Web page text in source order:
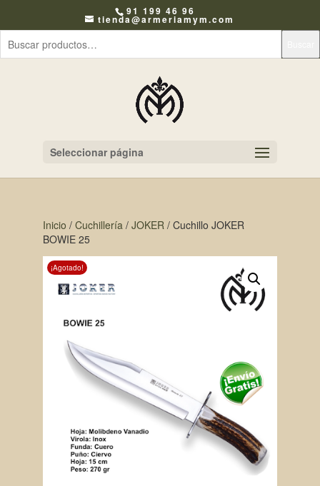
91 199 46 96
tienda@armeriamym.com
Seleccionar página
Inicio / Cuchillería/ JOKER/ Cuchillo JOKER
BOWIE 25
¡Agotado!